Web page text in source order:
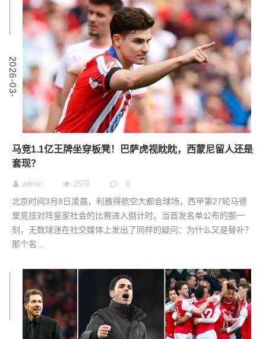
2
0
2
6
-
0
3
-
0
马竞1.1亿王牌坐穿板凳！巴萨虎视眈眈，西蒙尼留人还是
套现？
admin 1570 0
北京时间3月8日凌晨，利雅得航空大都会球场，西甲第27轮马德
里竞技对阵皇家社会的比赛进入倒计时。当首发名单公布的那一
刻，无数球迷在社交媒体上发出了同样的疑问：为什么又是替补？
那个名...